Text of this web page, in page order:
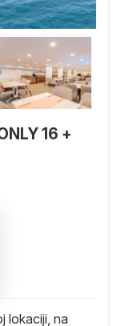
16 +
lokaciji, na